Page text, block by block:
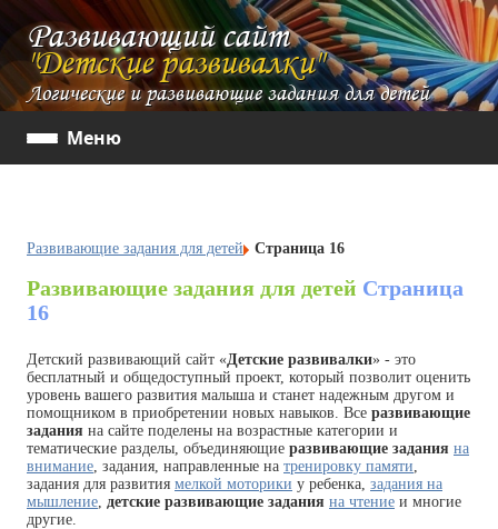
Развивающий сайт
"Детские развивалки"
Логические и развивающие задания для детей
Меню
Развивающие задания для детей Страница 16
Развивающие задания для детей Страница
16
Детский развивающий сайт «Детские развивалки» - это
бесплатный и общедоступный проект, который позволит оценить
уровень вашего развития малыша и станет надежным другом и
помощником в приобретении новых навыков. Все развивающие
задания на сайте поделены на возрастные категории и
тематические разделы, объединяющие развивающие задания на
внимание, задания, направленные на тренировку памяти,
задания для развития мелкой моторики у ребенка, задания на
мышление, детские развивающие задания на чтение и многие
другие.